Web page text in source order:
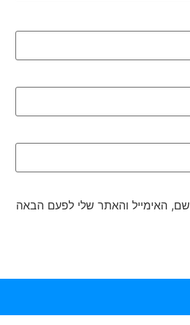
האימייל והאתר שלי לפעם הבאה